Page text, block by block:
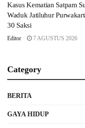
Kasus Kematian Satpam
Waduk Jatiluhur
30 Saksi
Editor 7 AGUSTUS 2026
Category
BERITA
GAYA HIDUP